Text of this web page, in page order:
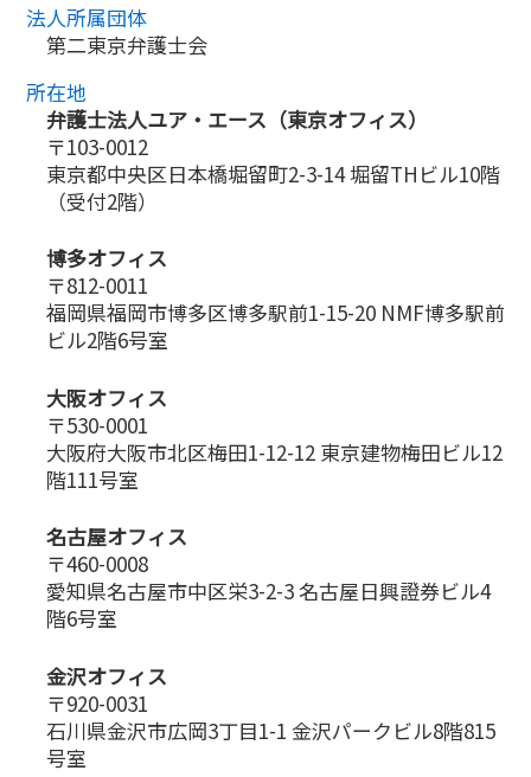
法人所属団体
第二東京弁護士会
所在地
弁護士法人ユア・エース（東京オフィス）
〒103-0012
東京都中央区日本橋堀留町2-3-14 堀留THビル10階
（受付2階）
博多オフィス
〒812-0011
福岡県福岡市博多区博多駅前1-15-20 NMF博多駅前
ビル2階6号室
大阪オフィス
〒530-0001
大阪府大阪市北区梅田1-12-12 東京建物梅田ビル12
階111号室
名古屋オフィス
〒460-0008
愛知県名古屋市中区栄3-2-3 名古屋日興證券ビル4
階6号室
金沢オフィス
〒920-0031
石川県金沢市広岡3丁目1-1 金沢パークビル8階815
号室